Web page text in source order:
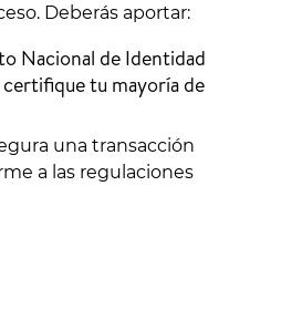
Deberás aportar:
Nacional de Identidad
tu mayoría de
una transacción
a las regulaciones